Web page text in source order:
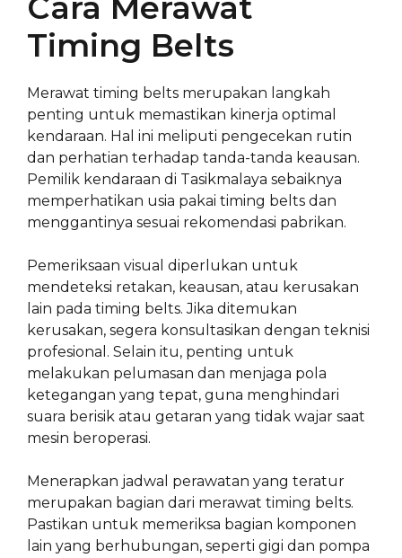
Timing Belts
Merawat timing belts merupakan langkah
penting untuk memastikan kinerja optimal
kendaraan. Hal ini meliputi pengecekan rutin
dan perhatian terhadap tanda-tanda keausan.
Pemilik kendaraan di Tasikmalaya sebaiknya
memperhatikan usia pakai timing belts dan
menggantinya sesuai rekomendasi pabrikan.
Pemeriksaan visual diperlukan untuk
mendeteksi retakan, keausan, atau kerusakan
lain pada timing belts. Jika ditemukan
kerusakan, segera konsultasikan dengan teknisi
profesional. Selain itu, penting untuk
melakukan pelumasan dan menjaga pola
ketegangan yang tepat, guna menghindari
suara berisik atau getaran yang tidak wajar saat
mesin beroperasi.
Menerapkan jadwal perawatan yang teratur
merupakan bagian dari merawat timing belts.
Pastikan untuk memeriksa bagian komponen
lain yang berhubungan, seperti gigi dan pompa